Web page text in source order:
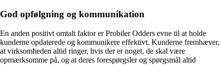
God opfølgning og kommunikation
En anden positivt omtalt faktor er Probiler Odders evne til at holde
kunderne opdaterede og kommunikere effektivt. Kunderne fremhæver,
at virksomheden altid ringer, hvis der er noget, de skal være
opmærksomme på, og at deres forespørgsler og spørgsmål altid